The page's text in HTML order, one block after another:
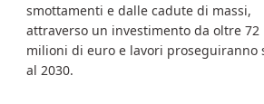
smottamenti e dalle cadute di massi,
attraverso un investimento da oltre 72
milioni di euro e lavori proseguiranno
al 2030.